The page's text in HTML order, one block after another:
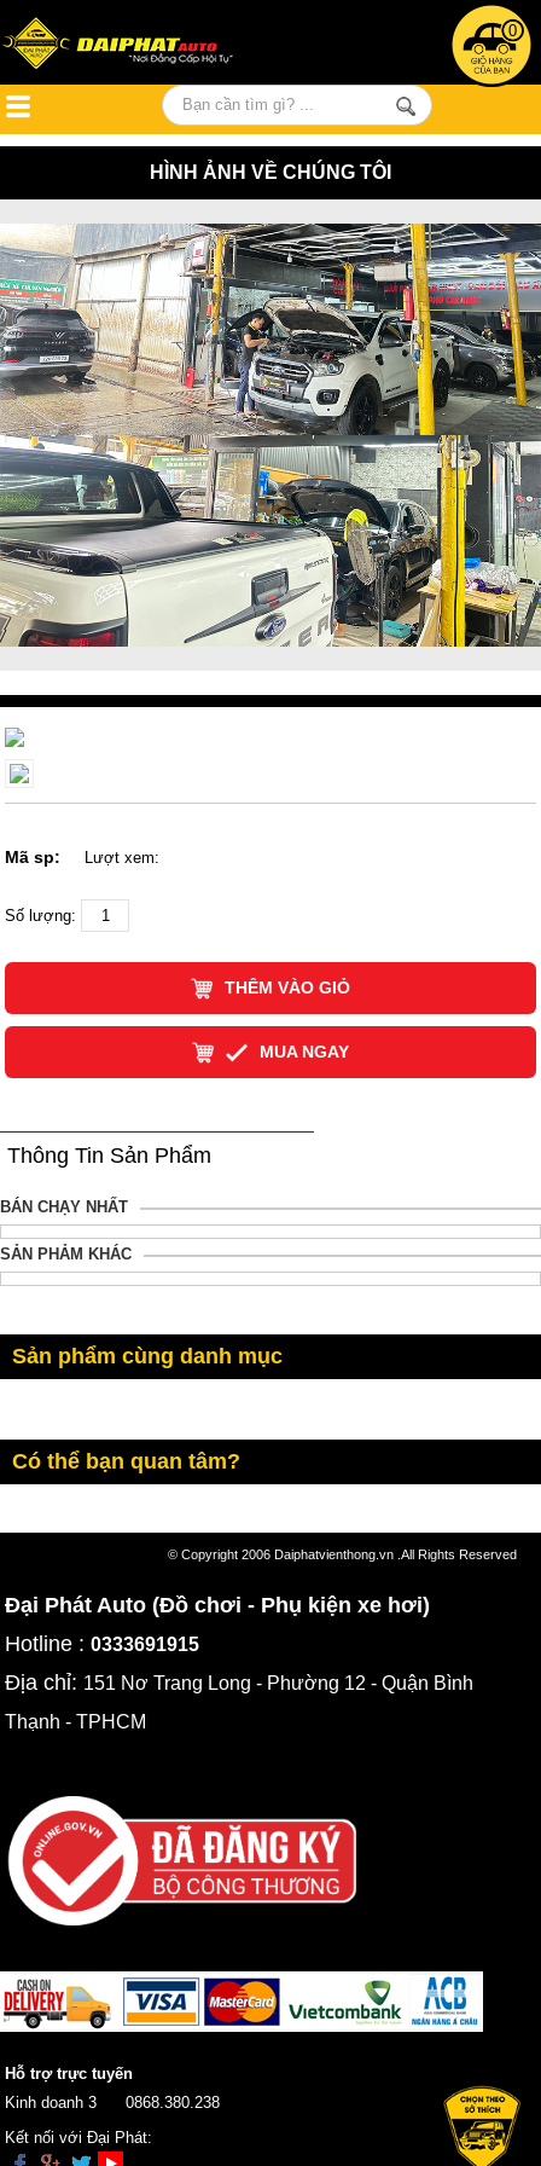
0
HÌNH ẢNH VỀ CHÚNG TÔI
Mã sp: Lượt xem:
Số lượng:
THÊM VÀO GIỎ
MUA NGAY
Thông Tin Sản Phẩm
BÁN CHẠY NHẤT
SẢN PHẢM KHÁC
Sản phẩm cùng danh mục
Có thể bạn quan tâm?
© Copyright 2006 Daiphatvienthong.vn .All Rights Reserved
Đại Phát Auto (Đồ chơi - Phụ kiện xe hơi)
Hotline :0333691915
Địa chỉ: 151 Nơ Trang Long - Phường 12 - Quận Bình
Thạnh - TPHCM
Hỗ trợ trực tuyến
Kinh doanh 3
0868.380.238
Kết nối với Đại Phát: